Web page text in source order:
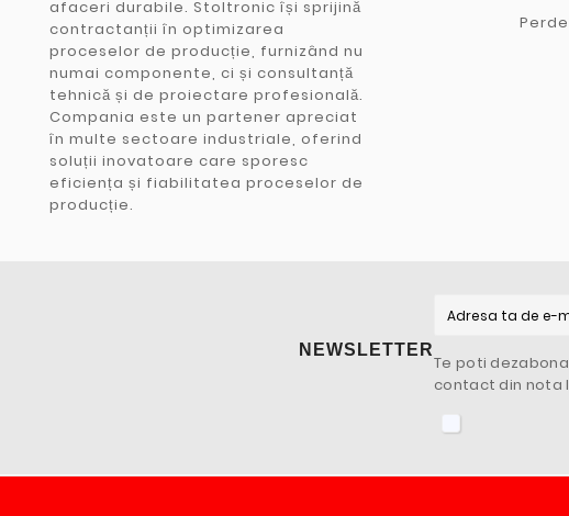
afaceri durabile. Stoltronic își sprijină
contractanții în optimizarea
proceselor de producție, furnizând nu
numai componente, ci și consultanță
tehnică și de proiectare profesională.
Compania este un partener apreciat
în multe sectoare industriale, oferind
soluții inovatoare care sporesc
eficiența și fiabilitatea proceselor de
producție.
NEWSLETTER
Te poti
contact din nota